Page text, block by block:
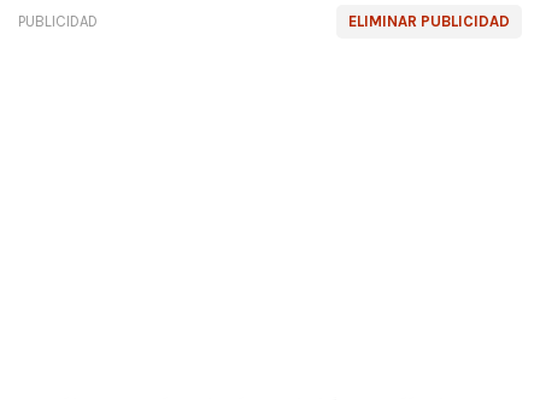
ELIMINAR PUBLICIDAD
PUBLICIDAD